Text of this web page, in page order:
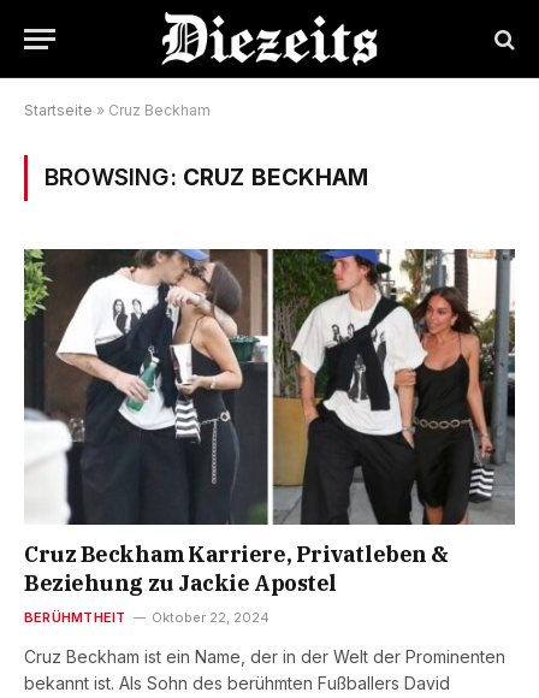
Startseite » Cruz Beckham
BROWSING: CRUZ BECKHAM
Cruz Beckham Karriere, Privatleben &
Beziehung zu Jackie Apostel
BERÜHMTHEIT Oktober 22, 2024
Cruz Beckham ist ein Name, der in der Welt der Prominenten
bekannt ist. Als Sohn des berühmten Fußballers David